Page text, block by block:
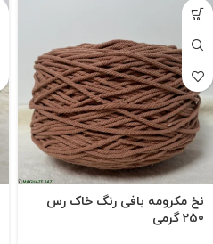
نخ مکرومه بافی رنگ خاک رس
250 گرمی